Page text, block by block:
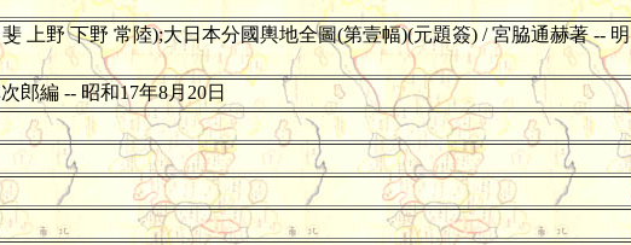
上野 下野 常陸);大日本分國輿地全圖(第壹幅)(元題簽) / 宮脇通赫著 -- 明
郎編 -- 昭和17年8月20日